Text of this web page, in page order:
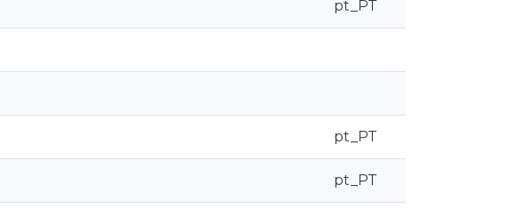
pt_PT
pt_PT
pt_PT